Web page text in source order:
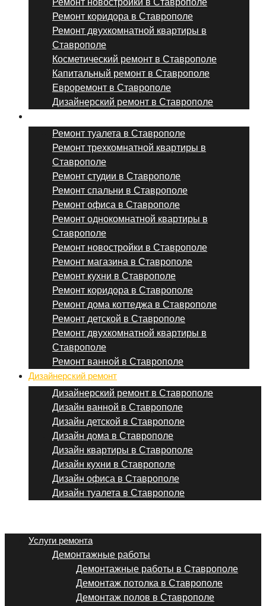
Ремонт новостройки в Ставрополе
Ремонт коридора в Ставрополе
Ремонт двухкомнатной квартиры в
Ставрополе
Косметический ремонт в Ставрополе
Капитальный ремонт в Ставрополе
Евроремонт в Ставрополе
Дизайнерский ремонт в Ставрополе
Ремонт туалета в Ставрополе
Ремонт трехкомнатной квартиры в
Ставрополе
Ремонт студии в Ставрополе
Ремонт спальни в Ставрополе
Ремонт офиса в Ставрополе
Ремонт однокомнатной квартиры в
Ставрополе
Ремонт новостройки в Ставрополе
Ремонт магазина в Ставрополе
Ремонт кухни в Ставрополе
Ремонт коридора в Ставрополе
Ремонт дома коттеджа в Ставрополе
Ремонт детской в Ставрополе
Ремонт двухкомнатной квартиры в
Ставрополе
Ремонт ванной в Ставрополе
Дизайнерский ремонт
Дизайнерский ремонт в Ставрополе
Дизайн ванной в Ставрополе
Дизайн детской в Ставрополе
Дизайн дома в Ставрополе
Дизайн квартиры в Ставрополе
Дизайн кухни в Ставрополе
Дизайн офиса в Ставрополе
Дизайн туалета в Ставрополе
Услуги ремонта
Демонтажные работы
Демонтажные работы в Ставрополе
Демонтаж потолка в Ставрополе
Демонтаж полов в Ставрополе